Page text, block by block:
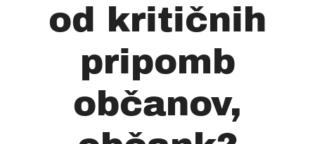
od kritičnih
pripomb
občanov,